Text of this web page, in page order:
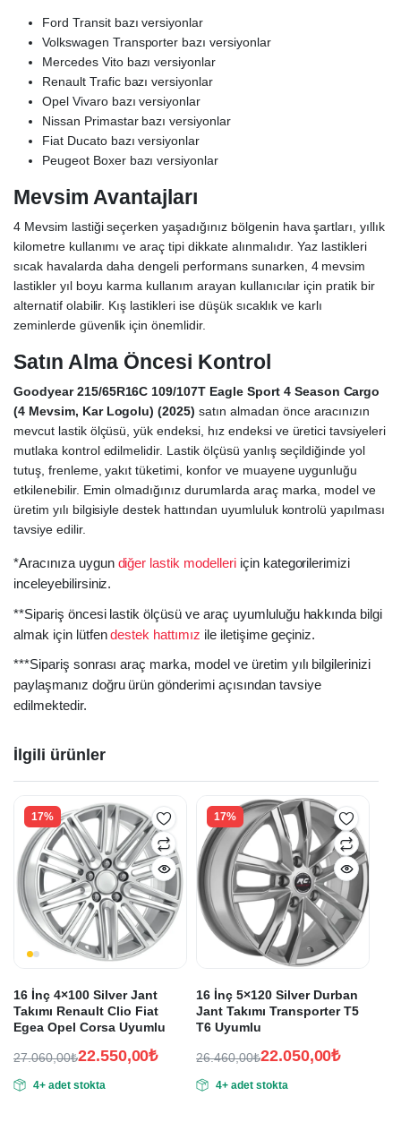
Ford Transit bazı versiyonlar
Volkswagen Transporter bazı versiyonlar
Mercedes Vito bazı versiyonlar
Renault Trafic bazı versiyonlar
Opel Vivaro bazı versiyonlar
Nissan Primastar bazı versiyonlar
Fiat Ducato bazı versiyonlar
Peugeot Boxer bazı versiyonlar
Mevsim Avantajları
4 Mevsim lastiği seçerken yaşadığınız bölgenin hava şartları, yıllık
kilometre kullanımı ve araç tipi dikkate alınmalıdır. Yaz lastikleri
sıcak havalarda daha dengeli performans sunarken, 4 mevsim
lastikler yıl boyu karma kullanım arayan kullanıcılar için pratik bir
alternatif olabilir. Kış lastikleri ise düşük sıcaklık ve karlı
zeminlerde güvenlik için önemlidir.
Satın Alma Öncesi Kontrol
Goodyear 215/65R16C 109/107T Eagle Sport 4 Season Cargo
(4 Mevsim, Kar Logolu) (2025) satın almadan önce aracınızın
mevcut lastik ölçüsü, yük endeksi, hız endeksi ve üretici tavsiyeleri
mutlaka kontrol edilmelidir. Lastik ölçüsü yanlış seçildiğinde yol
tutuş, frenleme, yakıt tüketimi, konfor ve muayene uygunluğu
etkilenebilir. Emin olmadığınız durumlarda araç marka, model ve
üretim yılı bilgisiyle destek hattından uyumluluk kontrolü yapılması
tavsiye edilir.
*Aracınıza uygun diğer lastik modelleriiçin kategorilerimizi
inceleyebilirsiniz.
**Sipariş öncesi lastik ölçüsü ve araç uyumluluğu hakkında bilgi
almak için lütfendestek hattımız ile iletişime geçiniz.
***Sipariş sonrası araç marka, model ve üretim yılı bilgilerinizi
paylaşmanız doğru ürün gönderimi açısından tavsiye
edilmektedir.
İlgili ürünler
17%
16 İnç 4×100 Silver Jant
Takımı Renault Clio Fiat
Egea Opel Corsa Uyumlu
27.060,00₺
fiyat:
22.550,00₺
andaki
4+ adet stokta
17%
16 İnç 5×120 Silver Durban
Jant Takımı Transporter T5
T6 Uyumlu
26.460,00₺
fiyat:
22.050,00₺
andaki
4+ adet stokta